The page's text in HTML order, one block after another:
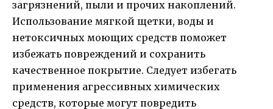
загрязнений, пыли и прочих накоплений.
Использование мягкой щетки, воды и
нетоксичных моющих средств поможет
избежать повреждений и сохранить
качественное покрытие. Следует избегать
применения агрессивных химических
средств, которые могут повредить